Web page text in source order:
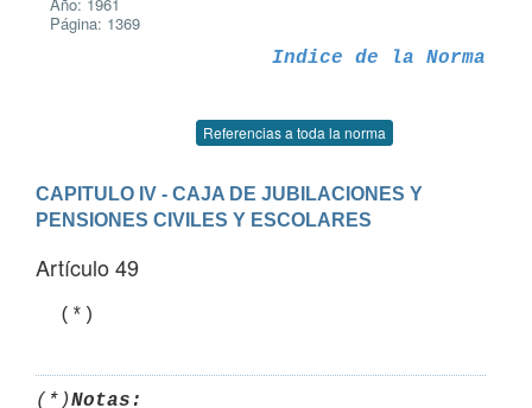
Página: 1369
Indice de la Norma
Referencias a toda la norma
CAPITULO IV - CAJA DE JUBILACIONES Y
PENSIONES CIVILES Y ESCOLARES
Artículo 49
(*)Notas: